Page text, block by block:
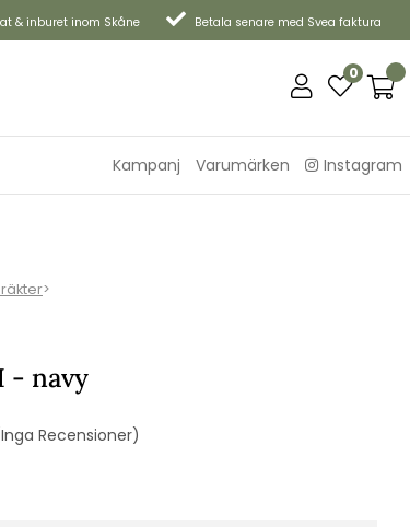
& inburet inom Skåne Betala senare med Svea faktura
0
Kampanj Varumärken Instagram
>
- navy
Recensioner)